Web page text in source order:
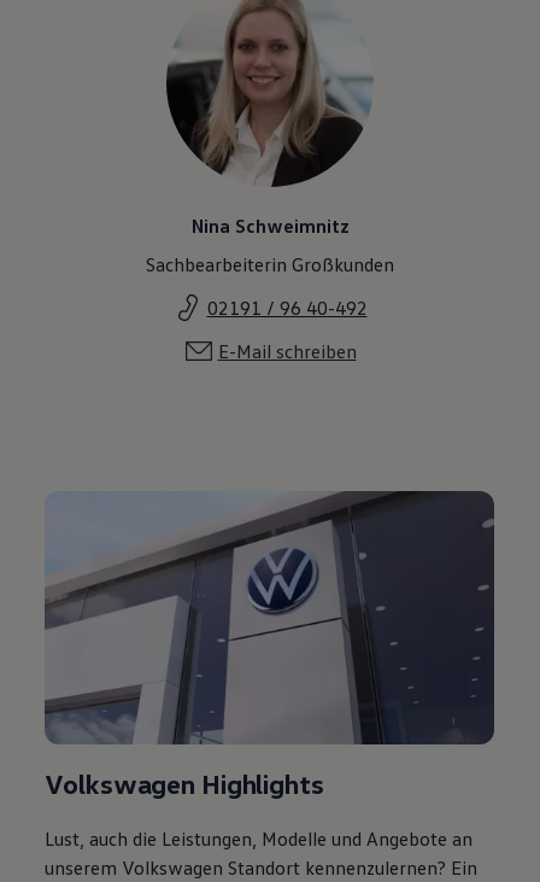
Nina Schweimnitz
Sachbearbeiterin Großkunden
02191 / 96 40-492
E-Mail schreiben
Volkswagen Highlights
Lust, auch die Leistungen, Modelle und Angebote an
unserem Volkswagen Standort kennenzulernen? Ein